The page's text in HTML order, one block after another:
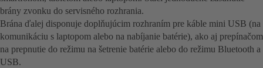
brány zvonku do servisného rozhrania.
Brána ďalej disponuje doplňujúcim rozhraním pre káble mini USB (na
komunikáciu s laptopom alebo na nabíjanie batérie), ako aj prepínačom
na prepnutie do režimu na šetrenie batérie alebo do režimu Bluetooth a
USB.